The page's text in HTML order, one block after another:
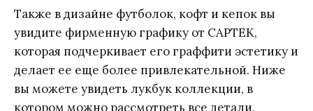
Также в дизайне футболок, кофт и кепок вы
увидите фирменную графику от CAPTEK,
которая подчеркивает его граффити эстетику и
делает ее еще более привлекательной. Ниже
вы можете увидеть лукбук коллекции, в
котором можно рассмотреть все детали.